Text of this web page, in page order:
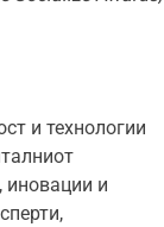
и технологии
иновации и